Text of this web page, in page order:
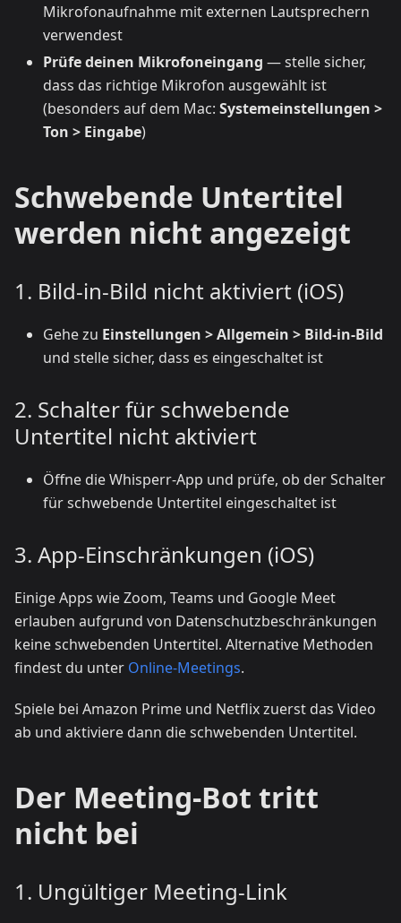
Mikrofonaufnahme mit externen Lautsprechern
verwendest
Prüfe deinen Mikrofoneingang — stelle sicher,
dass das richtige Mikrofon ausgewählt ist
(besonders auf dem Mac: Systemeinstellungen >
Ton > Eingabe)
Schwebende Untertitel
werden nicht angezeigt
1. Bild-in-Bild nicht aktiviert (iOS)
Gehe zu Einstellungen > Allgemein > Bild-in-Bild
und stelle sicher, dass es eingeschaltet ist
2. Schalter für schwebende
Untertitel nicht aktiviert
Öffne die Whisperr-App und prüfe, ob der Schalter
für schwebende Untertitel eingeschaltet ist
3. App-Einschränkungen (iOS)
Einige Apps wie Zoom, Teams und Google Meet
erlauben aufgrund von Datenschutzbeschränkungen
keine schwebenden Untertitel. Alternative Methoden
findest du unter Online-Meetings.
Spiele bei Amazon Prime und Netflix zuerst das Video
ab und aktiviere dann die schwebenden Untertitel.
Der Meeting-Bot tritt
nicht bei
1. Ungültiger Meeting-Link